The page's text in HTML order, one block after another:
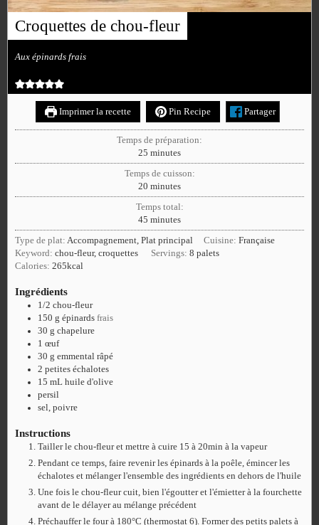
Croquettes de chou-fleur
Aux épinards frais
Imprimer la recette Pin Recipe Partager
Temps de préparation:
25 minutes
Temps de cuisson:
20 minutes
Temps total:
45 minutes
Type de plat: Accompagnement, Plat principal Cuisine:Française
Keyword: chou-fleur, croquettes Servings:8 palets
Calories: 265kcal
Ingrédients
1/2 chou-fleur
150 g épinards frais
30 g chapelure
1 œuf
30 g emmental râpé
2 petites échalotes
15 mL huile d'olive
persil
sel, poivre
Instructions
Tailler le chou-fleur et mettre à cuire 15 à 20min à la vapeur
Pendant ce temps, faire revenir les épinards à la poêle, émincer les
échalotes et mélanger l'ensemble des ingrédients en dehors de l'huile
Une fois le chou-fleur cuit, bien l'égoutter et l'émietter à la fourchette
avant de le délayer au mélange précédent
Préchauffer le four à 180°C (thermostat 6). Former des petits palets à